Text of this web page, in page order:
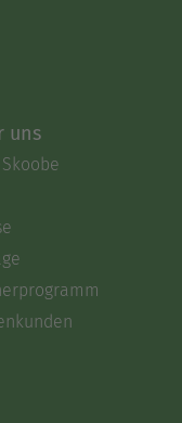
uns